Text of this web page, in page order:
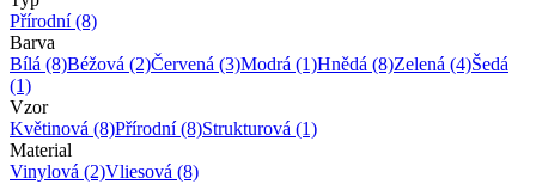
Přírodní(8)
Barva
Bílá (8)Béžová (2)Červená (3)Modrá (1)Hnědá (8)Zelená (4)Šedá
(1)
Vzor
Květinová (8)Přírodní(8)Strukturová (1)
Material
Vinylová (2)Vliesová (8)